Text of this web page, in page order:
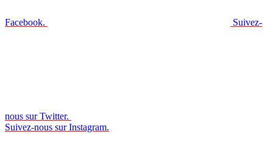
Facebook. Suivez-
nous sur Twitter.
Suivez-nous sur Instagram.